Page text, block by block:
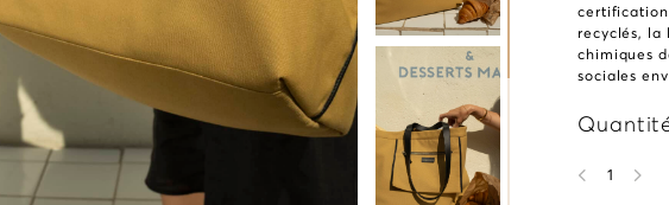
certification
recyclés, la
chimiques
sociales
1